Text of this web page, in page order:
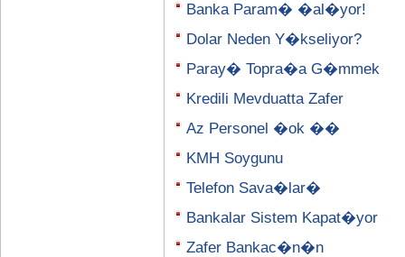
Banka Param� �al�yor!
Dolar Neden Y�kseliyor?
Paray� Topra�a G�mmek
Kredili Mevduatta Zafer
Az Personel �ok ��
KMH Soygunu
Telefon Sava�lar�
Bankalar Sistem Kapat�yor
Zafer Bankac�n�n